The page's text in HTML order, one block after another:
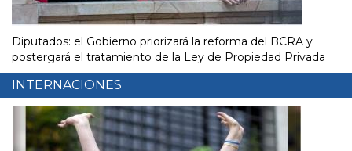
Diputados: el Gobierno priorizará la reforma del BCRA y
postergará el tratamiento de la Ley de Propiedad Privada
INTERNACIONES